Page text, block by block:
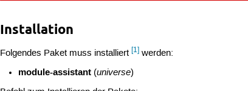
Installation
Folgendes Paket muss installiert[1] werden:
module-assistant(universe)